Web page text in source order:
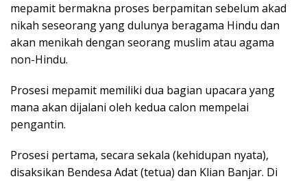
mepamit bermakna proses berpamitan sebelum akad
nikah seseorang yang dulunya beragama Hindu dan
akan menikah dengan seorang muslim atau agama
non-Hindu.
Prosesi mepamit memiliki dua bagian upacara yang
mana akan dijalani oleh kedua calon mempelai
pengantin.
Prosesi pertama, secara sekala (kehidupan nyata),
disaksikan Bendesa Adat (tetua) dan Klian Banjar. Di